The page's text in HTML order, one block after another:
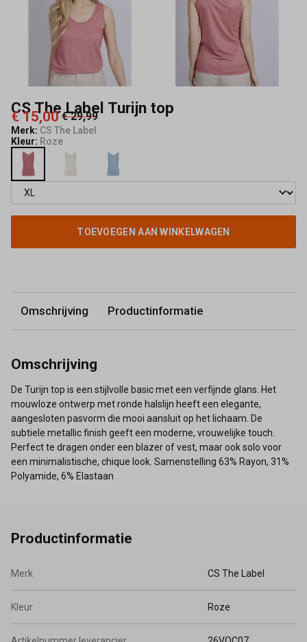
CS The Label Turijn top
€ 15,00 € 29,99
Merk: CS The Label
Kleur: Roze
TOEVOEGEN AAN WINKELWAGEN
Omschrijving Productinformatie
Omschrijving
De Turijn top is een stijlvolle basic met een verfijnde glans. Het
mouwloze ontwerp met ronde halslijn heeft een elegante,
aangesloten pasvorm die mooi aansluit op het lichaam. De
subtiele metallic finish geeft een moderne, vrouwelijke touch.
Perfect te dragen onder een blazer of vest, maar ook solo voor
een minimalistische, chique look. Samenstelling 63% Rayon, 31%
Polyamide, 6% Elastaan
Productinformatie
Merk CS The Label
Kleur Roze